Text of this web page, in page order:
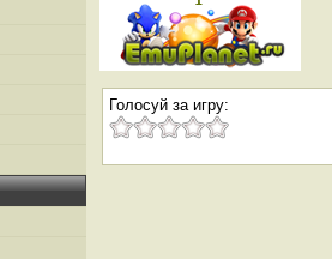
Голосуй за игру: